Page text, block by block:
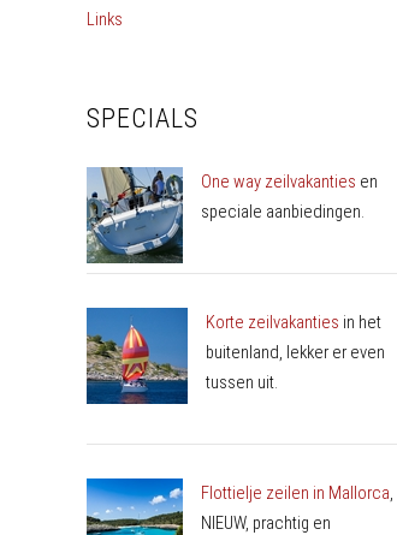
Links
SPECIALS
One way zeilvakanties en
speciale aanbiedingen.
Korte zeilvakanties in het
buitenland, lekker er even
tussen uit.
Flottielje zeilen in Mallorca,
NIEUW, prachtig en